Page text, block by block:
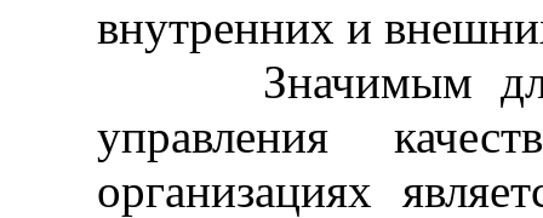
внутренних и
Значимым для
управления
организациях